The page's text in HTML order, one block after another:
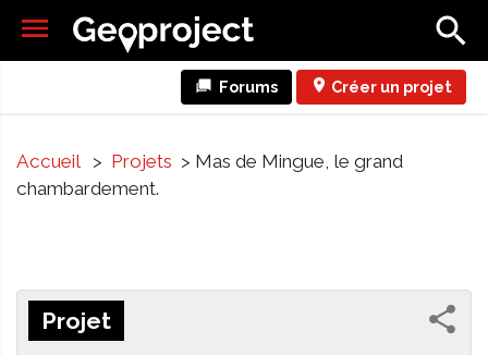
Forums Créer un projet
Accueil> Projets > Mas de Mingue, le grand
chambardement.
Projet